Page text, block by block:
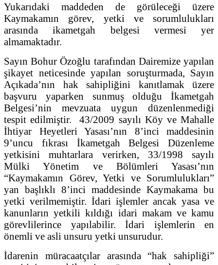
Yukarıdaki maddeden de görüleceği üzere
Kaymakamın görev, yetki ve sorumlulukları
arasında ikametgah belgesi vermesi yer
almamaktadır.
Sayın Bohur Özoğlu tarafından Dairemize yapılan
şikayet neticesinde yapılan soruşturmada, Sayın
Açıkada’nın hak sahipliğini kanıtlamak üzere
başvuru yaparken sunmuş olduğu İkametgah
Belgesi’nin mevzuata uygun düzenlenmediği
tespit edilmiştir. 43/2009 sayılı Köy ve Mahalle
İhtiyar Heyetleri Yasası’nın 8’inci maddesinin
9’uncu fıkrası İkametgah Belgesi Düzenleme
yetkisini muhtarlara verirken, 33/1998 sayılı
Mülki Yönetim ve Bölümleri Yasası’nın
“Kaymakamın Görev, Yetki ve Sorumlulukları”
yan başlıklı 8’inci maddesinde Kaymakama bu
yetki verilmemiştir. İdari işlemler ancak yasa ve
kanunların yetkili kıldığı idari makam ve kamu
görevlilerince yapılabilir. İdari işlemlerin en
önemli ve asli unsuru yetki unsurudur.
İdarenin müracaatçılar arasında “hak sahipliği”